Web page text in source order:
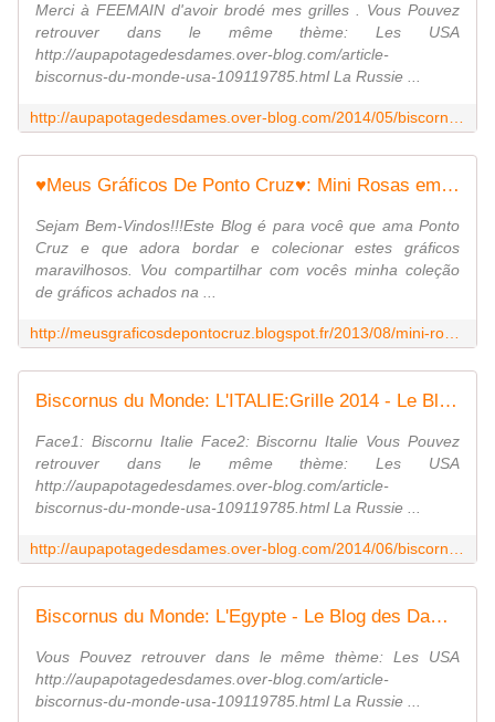
Merci à FEEMAIN d'avoir brodé mes grilles . Vous Pouvez
retrouver dans le même thème: Les USA
http://aupapotagedesdames.over-blog.com/article-
biscornus-du-monde-usa-109119785.html La Russie ...
♥Meus Gráficos De Ponto Cruz♥: Mini Rosas em Ponto Cruz
Sejam Bem-Vindos!!!Este Blog é para você que ama Ponto
Cruz e que adora bordar e colecionar estes gráficos
maravilhosos. Vou compartilhar com vocês minha coleção
de gráficos achados na ...
Biscornus du Monde: L'ITALIE:Grille 2014 - Le Blog des Dames
Face1: Biscornu Italie Face2: Biscornu Italie Vous Pouvez
retrouver dans le même thème: Les USA
http://aupapotagedesdames.over-blog.com/article-
biscornus-du-monde-usa-109119785.html La Russie ...
Biscornus du Monde: L'Egypte - Le Blog des Dames
Vous Pouvez retrouver dans le même thème: Les USA
http://aupapotagedesdames.over-blog.com/article-
biscornus-du-monde-usa-109119785.html La Russie ...